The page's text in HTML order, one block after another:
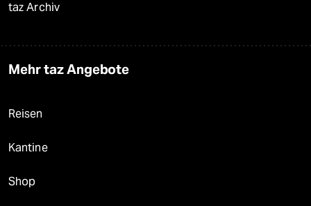
taz Archiv
Mehr taz Angebote
Reisen
Kantine
Shop